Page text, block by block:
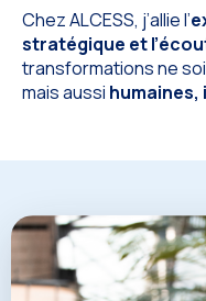
Chez ALCESS, j’allie l’
stratégique et
transformations ne
mais aussi